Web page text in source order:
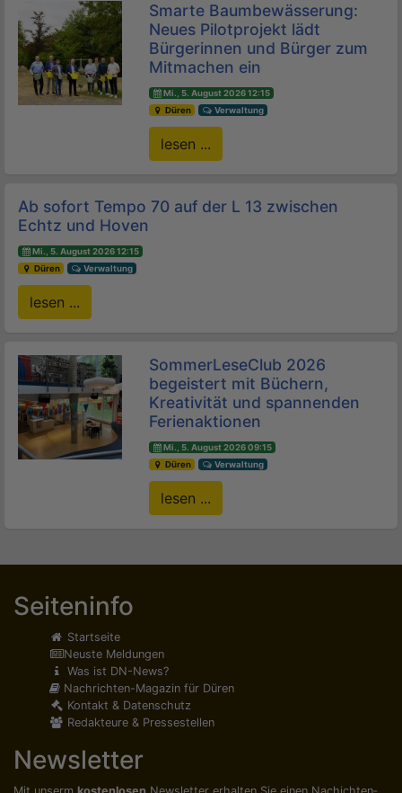
Smarte Baumbewässerung:
Neues Pilotprojekt lädt
Bürgerinnen und Bürger zum
Mitmachen ein
Mi., 5. August 2026 12:15
Düren
Verwaltung
lesen ...
Ab sofort Tempo 70 auf der L 13 zwischen
Echtz und Hoven
Mi., 5. August 2026 12:15
Düren
Verwaltung
lesen ...
SommerLeseClub 2026
begeistert mit Büchern,
Kreativität und spannenden
Ferienaktionen
Mi., 5. August 2026 09:15
Düren
Verwaltung
lesen ...
Seiteninfo
Startseite
Neuste Meldungen
Was ist DN-News?
Nachrichten-Magazin für Düren
Kontakt & Datenschutz
Redakteure & Pressestellen
Newsletter